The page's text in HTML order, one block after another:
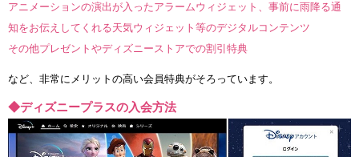
アニメーションの演出が入ったアラームウィジェット、事前に雨降る通
知をお伝えしてくれる天気ウィジェット等のデジタルコンテンツ
その他プレゼントやディズニーストアでの割引特典
など、非常にメリットの高い会員特典がそろっています。
◆ディズニープラスの入会方法